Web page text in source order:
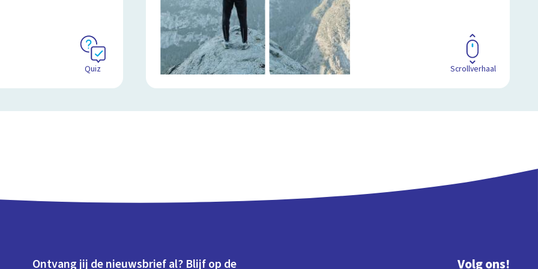
Quiz Scrollverhaal
Ontvang jij de nieuwsbrief al? Blijf op de Volg ons!